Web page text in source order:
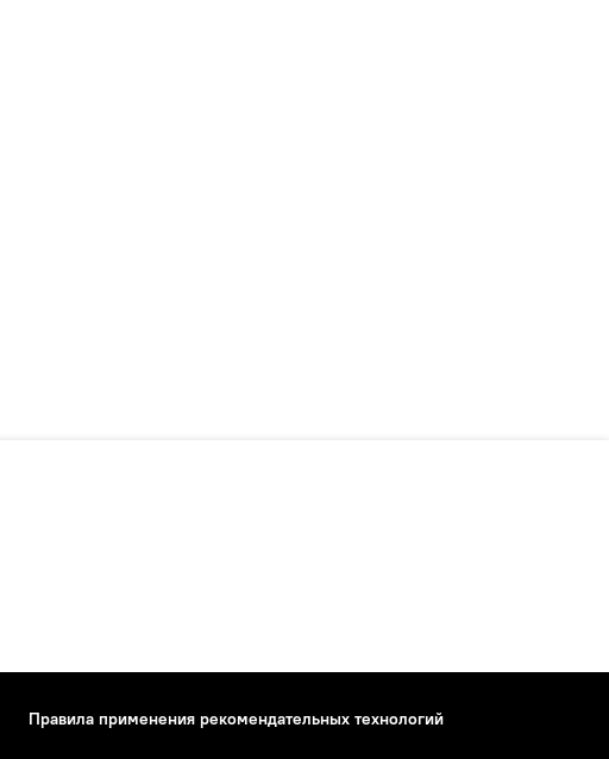
Правила применения рекомендательных технологий